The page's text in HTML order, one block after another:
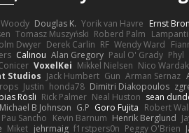
Douglas K. Yorik van Havre Ernst
Tomasz Muszyński Roberd Palm
Dwyer Derek Carlin RF Wendy Ward
Calinou Alan Gregory Paul O' Grady Phyl
VoxelKei Mikkel Nielsen Nico
Studios Jack Humbert Gun Arman Sernaz
Justin honda78 Dimitri Diakopoulos
Rösli Rick Palmer Neal Huston sean
Michael B Johnson G.P Goro Fujita Robert
Sancho Kevin Barnum Henrik Berglund
Miket jehrmaig f1rstpers0n Peggy O'Brien